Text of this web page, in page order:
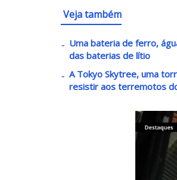
Veja também
Uma bateria de ferro,
das baterias de lítio
A Tokyo Skytree, uma
resistir aos terremotos